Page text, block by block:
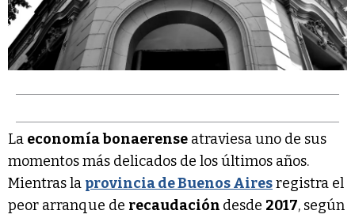
La economía bonaerense atraviesa uno de sus
momentos más delicados de los últimos años.
Mientras la provincia de Buenos Airesregistra el
peor arranque de recaudación desde 2017, según